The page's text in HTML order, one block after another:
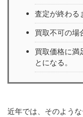
査定が終わる
買取不可の場
買取価格に満
とになる。
近年では、そのよう